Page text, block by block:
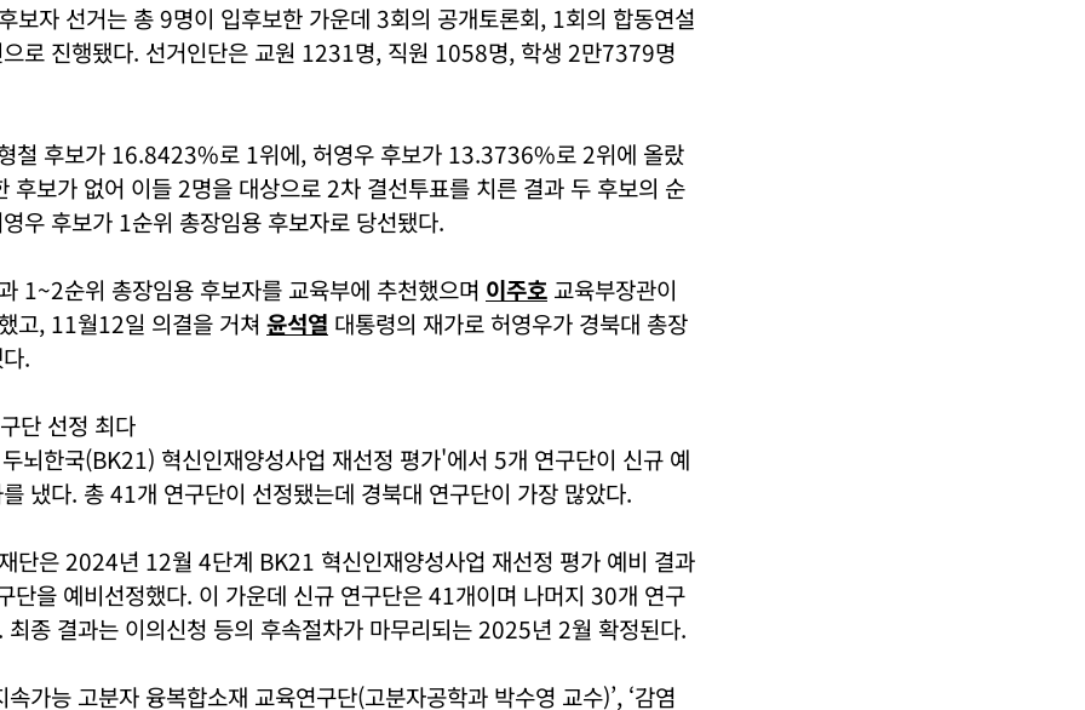
보자 선거는 총 9명이 입후보한 가운데 3회의 공개토론회, 1회의 합동연설
로 진행됐다. 선거인단은 교원 1231명, 직원 1058명, 학생 2만7379명
철 후보가 16.8423%로 1위에, 허영우 후보가 13.3736%로 2위에 올랐
후보가 없어 이들 2명을 대상으로 2차 결선투표를 치른 결과 두 후보의 순
우 후보가 1순위 총장임용 후보자로 당선됐다.
1~2순위 총장임용 후보자를 교육부에 추천했으며 이주호 교육부장관이
고, 11월12일 의결을 거쳐 윤석열 대통령의 재가로 허영우가 경북대 총장
.
단 선정 최다
뇌한국(BK21) 혁신인재양성사업 재선정 평가'에서 5개 연구단이 신규 예
냈다. 총 41개 연구단이 선정됐는데 경북대 연구단이 가장 많았다.
단은 2024년 12월 4단계 BK21 혁신인재양성사업 재선정 평가 예비 결과
단을 예비선정했다. 이 가운데 신규 연구단은 41개이며 나머지 30개 연구
최종 결과는 이의신청 등의 후속절차가 마무리되는 2025년 2월 확정된다.
속가능 고분자 융복합소재 교육연구단(고분자공학과 박수영 교수)’, ‘감염